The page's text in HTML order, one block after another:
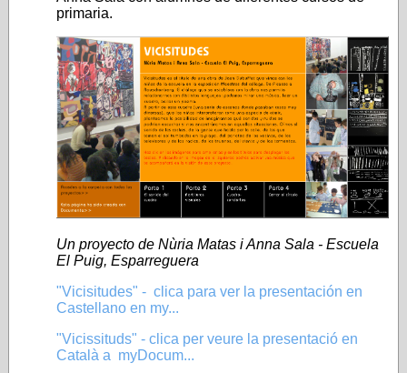
primaria.
Un proyecto de Nùria Matas i Anna Sala - Escuela
El Puig, Esparreguera
"Vicisitudes" - clica para ver la presentación en
Castellano en my...
"Vicissituds" - clica per veure la presentació en
Català a myDocum...